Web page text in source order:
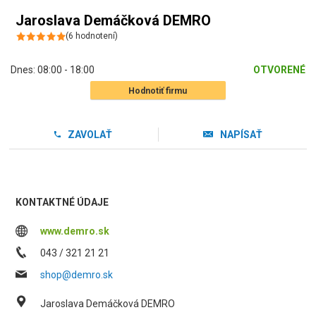
Jaroslava Demáčková DEMRO
(6 hodnotení)
Dnes: 08:00 - 18:00 OTVORENÉ
Hodnotiť firmu
ZAVOLAŤ NAPÍSAŤ
KONTAKTNÉ ÚDAJE
www.demro.sk
043 / 321 21 21
shop@demro.sk
Jaroslava Demáčková DEMRO